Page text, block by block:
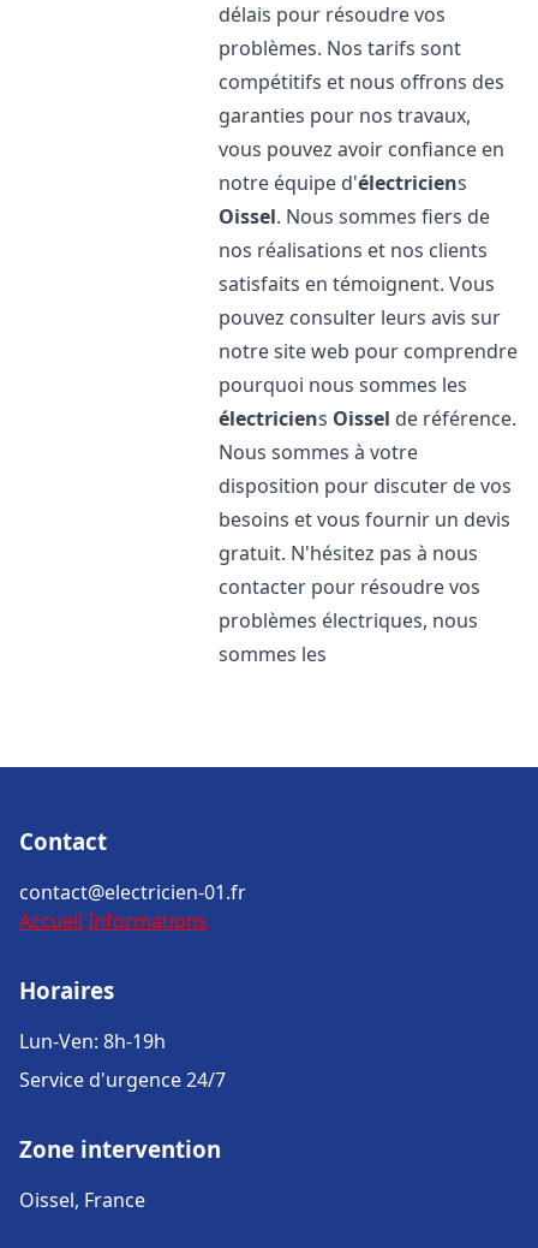
délais pour résoudre vos
problèmes. Nos tarifs sont
compétitifs et nous offrons des
garanties pour nos travaux,
vous pouvez avoir confiance en
notre équipe d'électriciens
Oissel. Nous sommes fiers de
nos réalisations et nos clients
satisfaits en témoignent. Vous
pouvez consulter leurs avis sur
notre site web pour comprendre
pourquoi nous sommes les
électriciens Oissel de référence.
Nous sommes à votre
disposition pour discuter de vos
besoins et vous fournir un devis
gratuit. N'hésitez pas à nous
contacter pour résoudre vos
problèmes électriques, nous
sommes les
Contact
contact@electricien-01.fr
Accueil Informations
Horaires
Lun-Ven: 8h-19h
Service d'urgence 24/7
Zone intervention
Oissel, France